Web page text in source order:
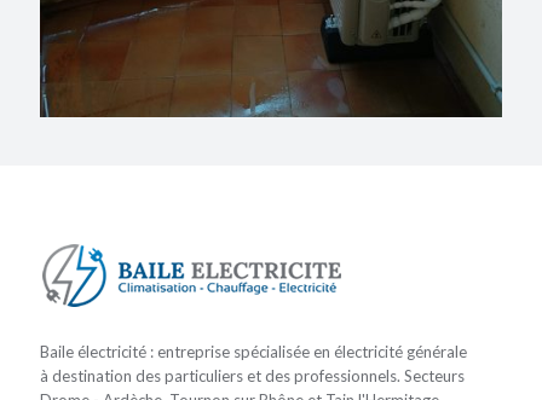
Baile électricité : entreprise spécialisée en électricité générale
à destination des particuliers et des professionnels. Secteurs